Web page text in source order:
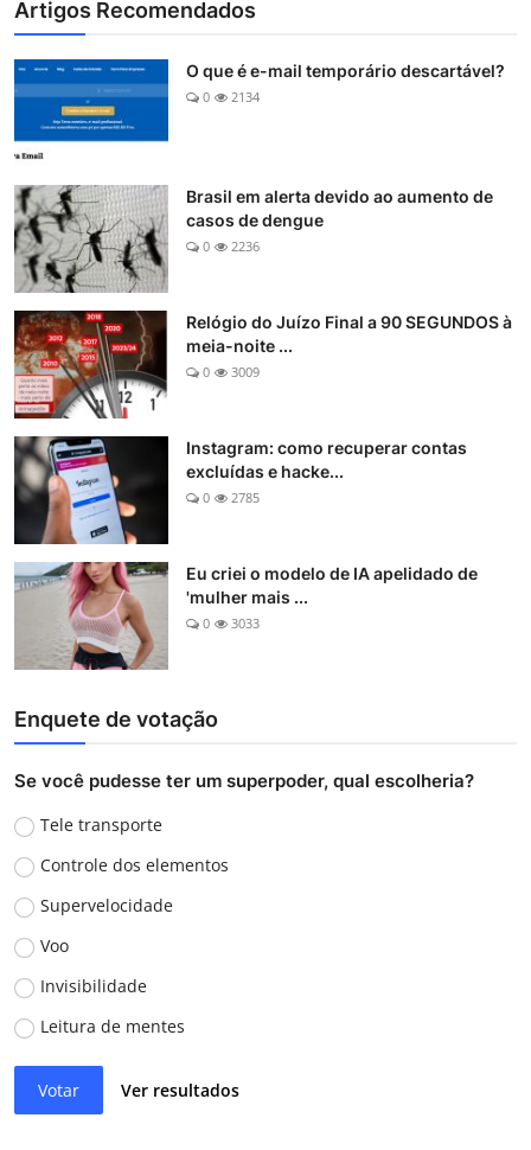
Artigos Recomendados
O que é e-mail temporário descartável?
0 2134
Brasil em alerta devido ao aumento de
casos de dengue
0 2236
Relógio do Juízo Final a 90 SEGUNDOS à
meia-noite ...
0 3009
Instagram: como recuperar contas
excluídas e hacke...
0 2785
Eu criei o modelo de IA apelidado de
'mulher mais ...
0 3033
Enquete de votação
Se você pudesse ter um superpoder, qual escolheria?
Tele transporte
Controle dos elementos
Supervelocidade
Voo
Invisibilidade
Leitura de mentes
Votar Ver resultados